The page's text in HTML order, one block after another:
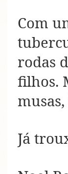
Com
rodas
filhos.
Já